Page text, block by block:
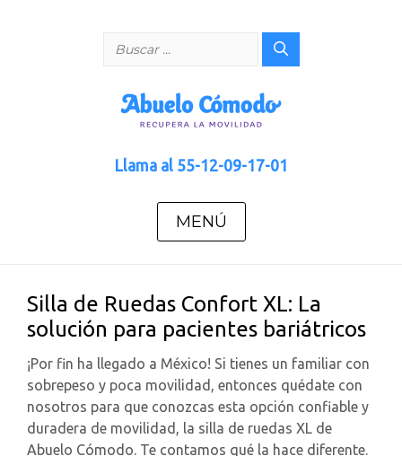
Buscar:
Llama al 55-12-09-17-01
MENÚ
Silla de Ruedas Confort XL: La
solución para pacientes bariátricos
¡Por fin ha llegado a México! Si tienes un familiar con
sobrepeso y poca movilidad, entonces quédate con
nosotros para que conozcas esta opción confiable y
duradera de movilidad, la silla de ruedas XL de
Abuelo Cómodo. Te contamos qué la hace diferente.